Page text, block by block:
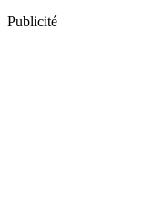
Publicité